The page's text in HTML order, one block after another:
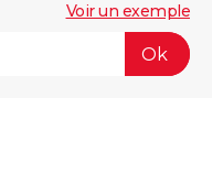
Voir un exemple